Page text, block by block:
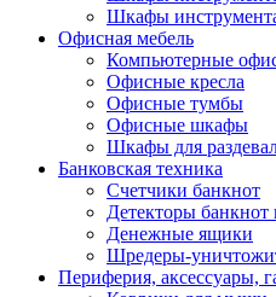
Шкафы
Офисная мебель
Компьютерные
Офисные кресла
Офисные тумбы
Офисные шкафы
Шкафы для
Банковская техника
Счетчики банкнот
Детекторы банкнот
Денежные ящики
Шредеры-
Периферия, аксессуары,